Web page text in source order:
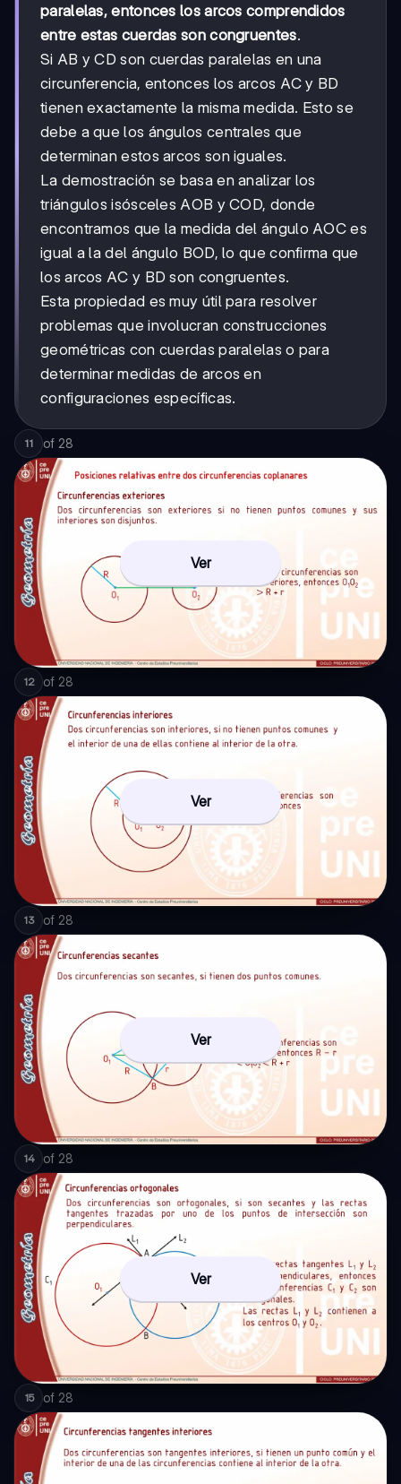
paralelas, entonces los arcos comprendidos
entre estas cuerdas son congruentes.
Si AB y CD son cuerdas paralelas en una
circunferencia, entonces los arcos AC y BD
tienen exactamente la misma medida. Esto se
debe a que los ángulos centrales que
determinan estos arcos son iguales.
La demostración se basa en analizar los
triángulos isósceles AOB y COD, donde
encontramos que la medida del ángulo AOC es
igual a la del ángulo BOD, lo que confirma que
los arcos AC y BD son congruentes.
Esta propiedad es muy útil para resolver
problemas que involucran construcciones
geométricas con cuerdas paralelas o para
determinar medidas de arcos en
configuraciones específicas.
11 of 28
Ver
12 of 28
Ver
13 of 28
Ver
14 of 28
Ver
15 of 28